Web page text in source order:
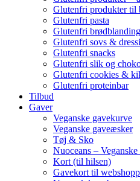
Glutenfri produkter til
Glutenfri pasta
Glutenfri
Glutenfri sovs &
Glutenfri snacks
Glutenfri slik og
Glutenfri cookies &
Glutenfri proteinbar
Tilbud
Gaver
Veganske gavekurve
Veganske gaveæsker
Tøj & Sko
Nuoceans – Veganske
Kort (til hilsen)
Gavekort til